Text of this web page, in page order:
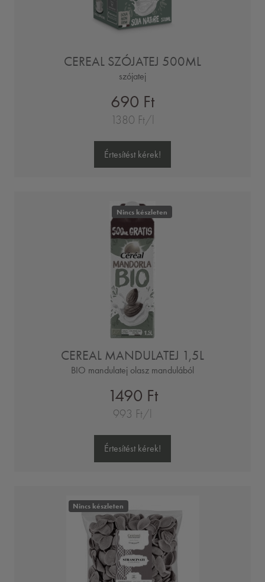
CEREAL SZÓJATEJ 500ML
szójatej
690 Ft
1380 Ft/l
Értesítést kérek!
Nincs készleten
CEREAL MANDULATEJ 1,5L
BIO mandulatej olasz mandulából
1490 Ft
993 Ft/l
Értesítést kérek!
Nincs készleten